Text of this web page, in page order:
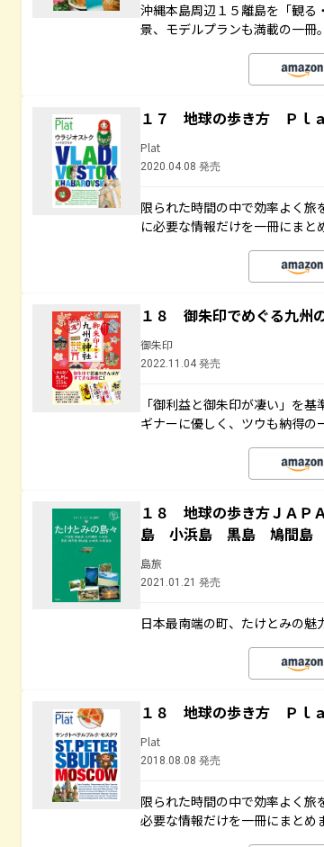
沖縄本島周辺１５離島を「観
景、モデルプランも満載の一冊。
１７ 地球の歩き方 Ｐｌ
Plat
2020.04.08 発売
限られた時間の中で効率よく
に必要な情報だけを一冊にまと
１８ 御朱印でめぐる九
御朱印
2022.11.04 発売
「御利益と御朱印が凄い」を
ギナーに優しく、ツウも納得の
１８ 地球の歩き方ＪＡ
島 小浜島 黒島 鳩間島
島旅
2021.01.21 発売
日本最南端の町、たけとみの魅
１８ 地球の歩き方 Ｐｌ
Plat
2018.08.08 発売
限られた時間の中で効率よく
必要な情報だけを一冊にまとめ